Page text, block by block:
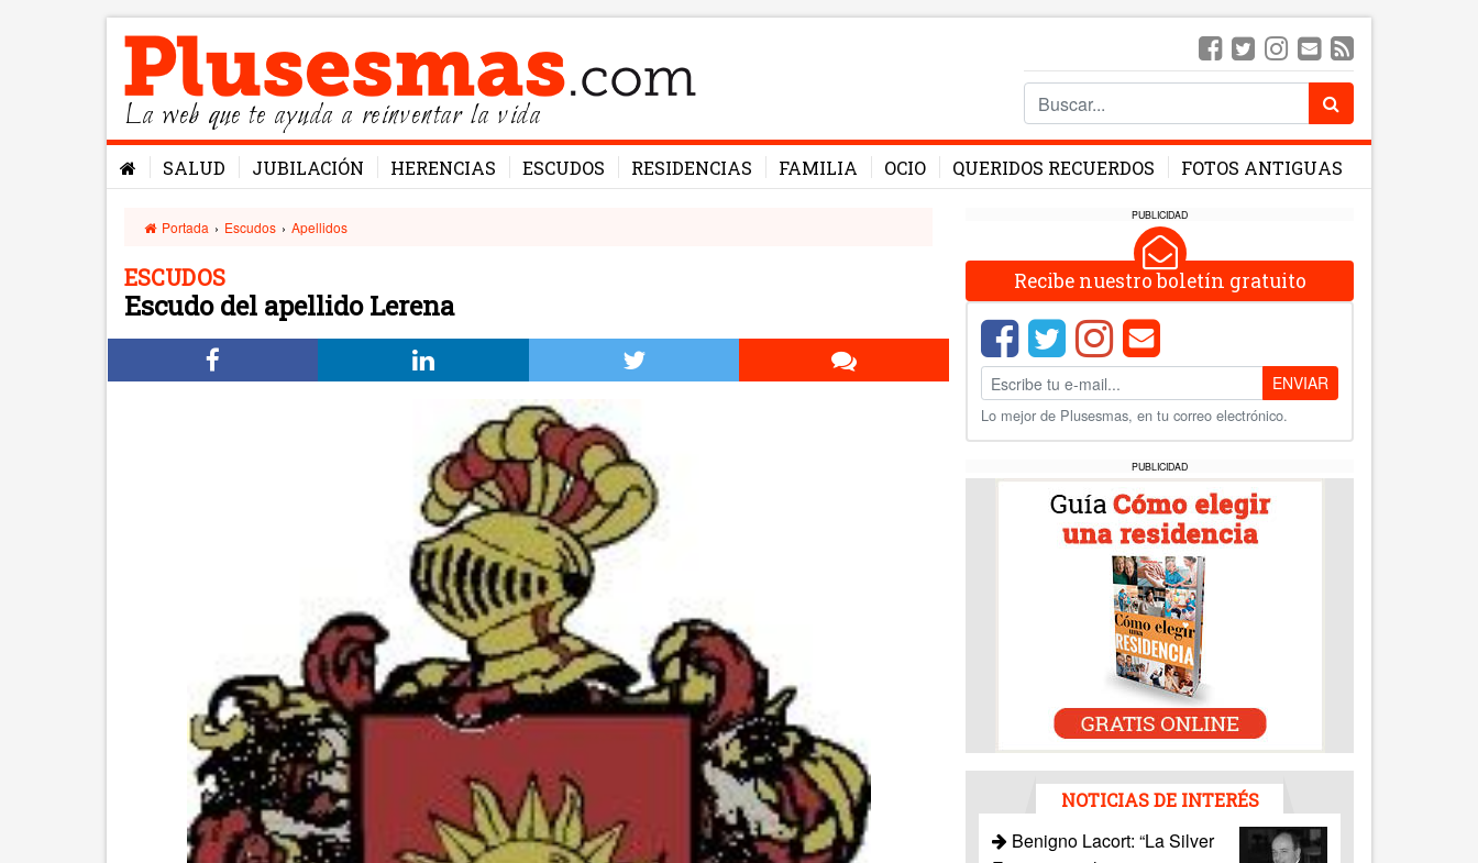
La web que te ayuda a reinventar la vida
SALUD JUBILACIÓN HERENCIAS ESCUDOS RESIDENCIAS FAMILIA OCIO QUERIDOS RECUERDOS FOTOS ANTIGUAS
Portada › Escudos › Apellidos
ESCUDOS
Escudo del apellido Lerena
PUBLICIDAD
Recibe nuestro boletín gratuito
ENVIAR
Lo mejor de Plusesmas, en tu correo electrónico.
PUBLICIDAD
NOTICIAS DE INTERÉS
Benigno Lacort: “La Silver